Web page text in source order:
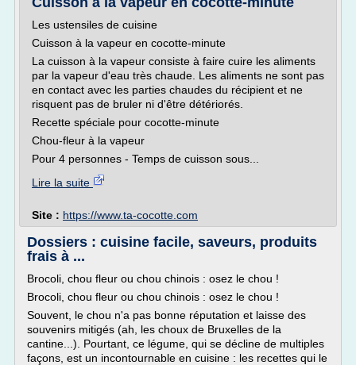
Les ustensiles de cuisine
Cuisson à la vapeur en cocotte-minute
La cuisson à la vapeur consiste à faire cuire les aliments
par la vapeur d'eau très chaude. Les aliments ne sont pas
en contact avec les parties chaudes du récipient et ne
risquent pas de bruler ni d'être détériorés.
Recette spéciale pour cocotte-minute
Chou-fleur à la vapeur
Pour 4 personnes - Temps de cuisson sous...
Lire la suite
Site : https://www.ta-cocotte.com
Dossiers : cuisine facile, saveurs, produits
frais à ...
Brocoli, chou fleur ou chou chinois : osez le chou !
Brocoli, chou fleur ou chou chinois : osez le chou !
Souvent, le chou n'a pas bonne réputation et laisse des
souvenirs mitigés (ah, les choux de Bruxelles de la
cantine...). Pourtant, ce légume, qui se décline de multiples
façons, est un incontournable en cuisine : les recettes qui le